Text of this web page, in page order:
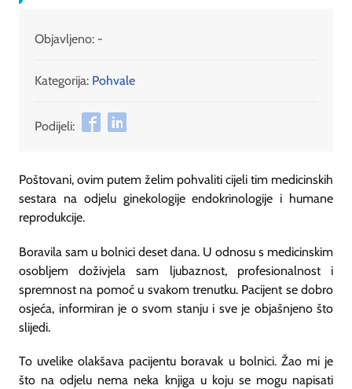
Objavljeno: -
Kategorija: Pohvale
Podijeli:
Poštovani, ovim putem želim pohvaliti cijeli tim medicinskih
sestara na odjelu ginekologije endokrinologije i humane
reprodukcije.
Boravila sam u bolnici deset dana. U odnosu s medicinskim
osobljem doživjela sam ljubaznost, profesionalnost i
spremnost na pomoć u svakom trenutku. Pacijent se dobro
osjeća, informiran je o svom stanju i sve je objašnjeno što
slijedi.
To uvelike olakšava pacijentu boravak u bolnici. Žao mi je
što na odjelu nema neka knjiga u koju se mogu napisati